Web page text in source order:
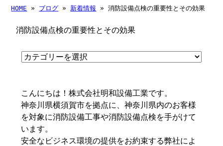
HOME » ブログ » 新着情報 » 消防設備点検の重要性とその効果
消防設備点検の重要性とその効果
こんにちは！株式会社明和設備工業です。
神奈川県横須賀市を拠点に、神奈川県内のお客様
を対象に消防設備工事や消防設備点検を手がけて
います。
安全なビジネス環境の提供をお約束する弊社によ